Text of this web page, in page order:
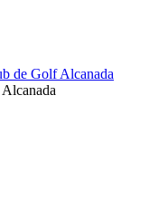
de Golf Alcanada